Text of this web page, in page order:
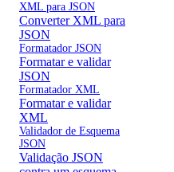
XML para JSON
Converter XML para
JSON
Formatador JSON
Formatar e validar
JSON
Formatador XML
Formatar e validar
XML
Validador de Esquema
JSON
Validação JSON